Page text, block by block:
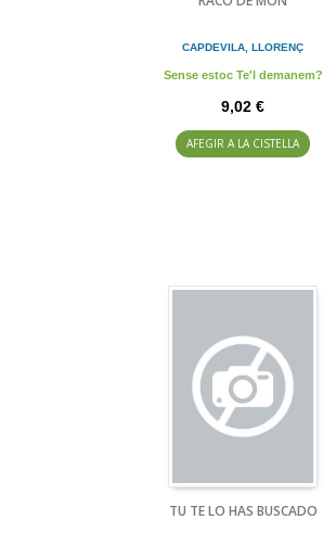
CAPDEVILA, LLORENÇ
Sense estoc Te'l demanem?
9,02 €
AFEGIR A LA CISTELLA
TU TE LO HAS BUSCADO